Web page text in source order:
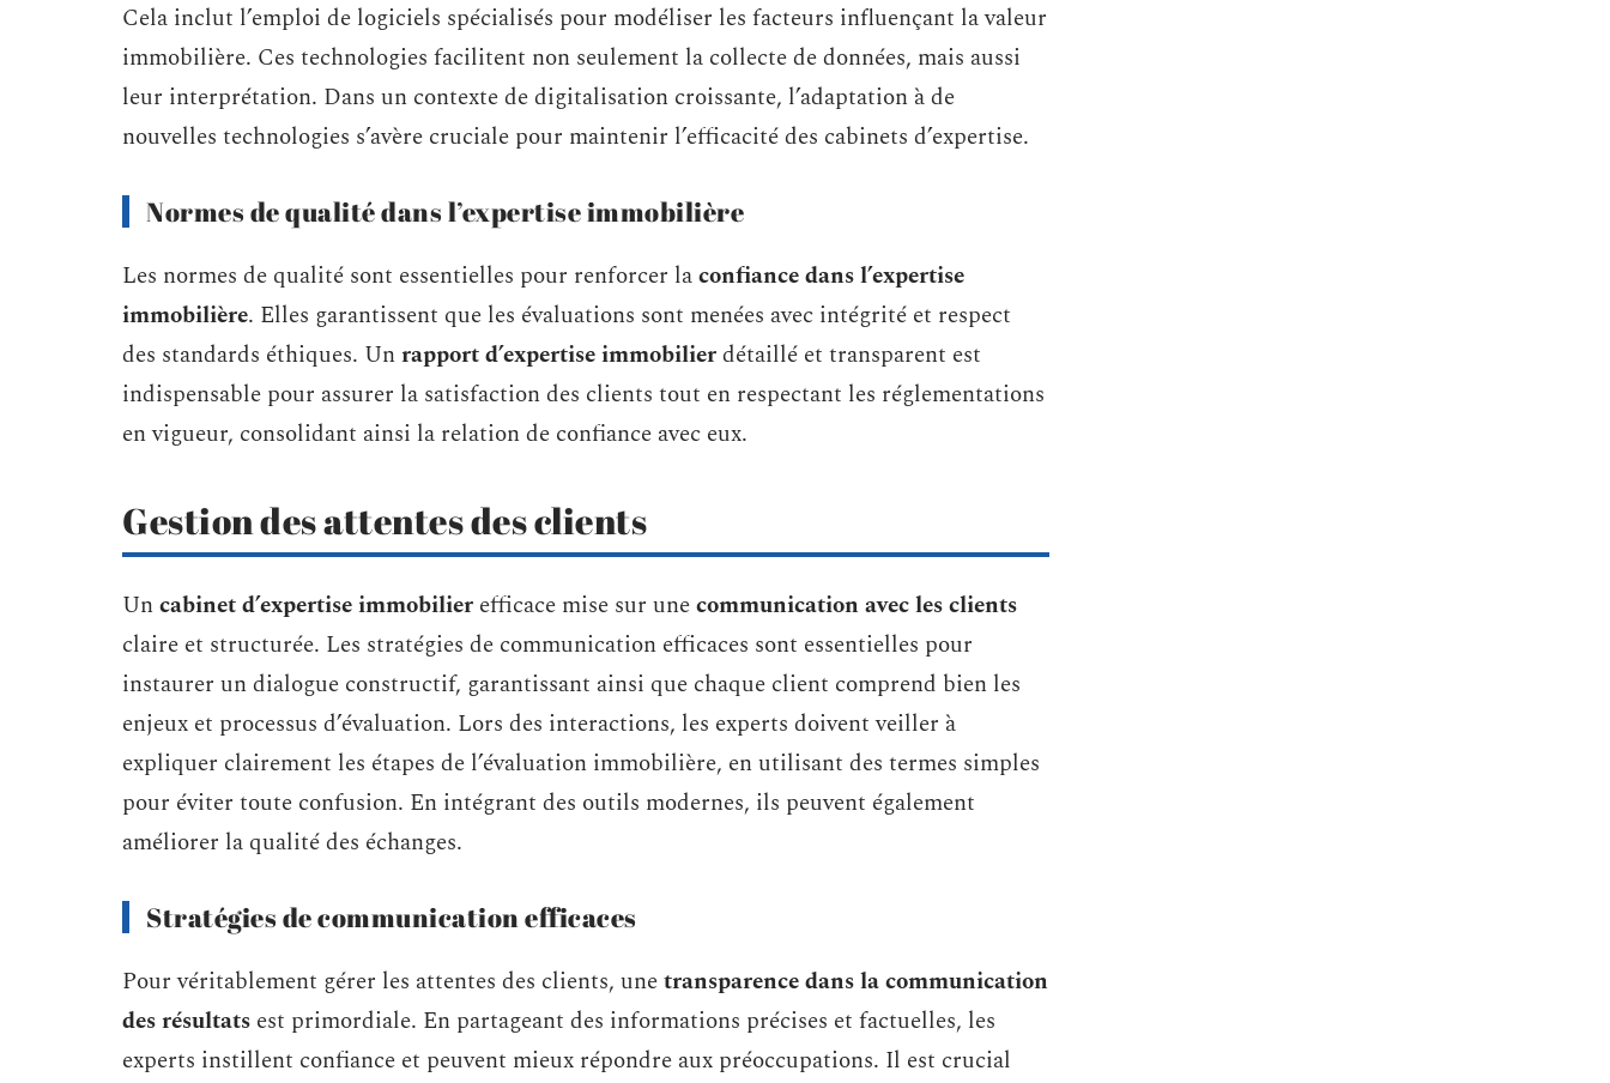
Cela inclut l’emploi de logiciels spécialisés pour modéliser les facteurs influençant la valeur
immobilière. Ces technologies facilitent non seulement la collecte de données, mais aussi
leur interprétation. Dans un contexte de digitalisation croissante, l’adaptation à de
nouvelles technologies s’avère cruciale pour maintenir l’efficacité des cabinets d’expertise.
Normes de qualité dans l’expertise immobilière
Les normes de qualité sont essentielles pour renforcer laconfiance dans l’expertise
immobilière. Elles garantissent que les évaluations sont menées avec intégrité et respect
des standards éthiques. Unrapport d’expertise immobilierdétaillé et transparent est
indispensable pour assurer la satisfaction des clients tout en respectant les réglementations
en vigueur, consolidant ainsi la relation de confiance avec eux.
Gestion des attentes des clients
Uncabinet d’expertise immobilier efficace mise sur unecommunication avec les clients
claire et structurée. Les stratégies de communication efficaces sont essentielles pour
instaurer un dialogue constructif, garantissant ainsi que chaque client comprend bien les
enjeux et processus d’évaluation. Lors des interactions, les experts doivent veiller à
expliquer clairement les étapes de l’évaluation immobilière, en utilisant des termes simples
pour éviter toute confusion. En intégrant des outils modernes, ils peuvent également
améliorer la qualité des échanges.
Stratégies de communication efficaces
Pour véritablement gérer les attentes des clients, unetransparence dans la communication
des résultats est primordiale. En partageant des informations précises et factuelles, les
experts instillent confiance et peuvent mieux répondre aux préoccupations. Il est crucial